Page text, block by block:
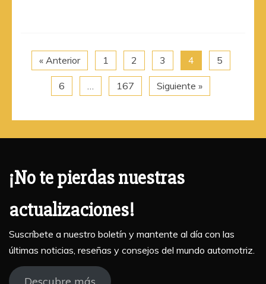
« Anterior 1 2 3 4 5
6 … 167 Siguiente »
¡No te pierdas nuestras
actualizaciones!
Suscríbete a nuestro boletín y mantente al día con las
últimas noticias, reseñas y consejos del mundo automotriz.